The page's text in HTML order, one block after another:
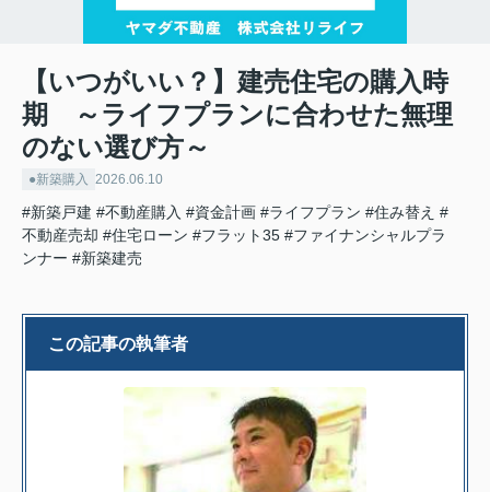
【いつがいい？】建売住宅の購入時
期 ～ライフプランに合わせた無理
のない選び方～
●新築購入 2026.06.10
#新築戸建 #不動産購入 #資金計画 #ライフプラン #住み替え #
不動産売却 #住宅ローン #フラット35 #ファイナンシャルプラ
ンナー #新築建売
この記事の執筆者